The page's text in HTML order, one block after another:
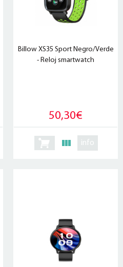
Billow XS35 Sport Negro/Verde
- Reloj smartwatch
50,30€
info